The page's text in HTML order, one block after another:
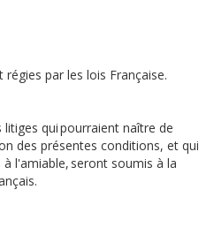
par les lois Française.
qui pourraient naître de
des présentes conditions, et qui
l'amiable, seront soumis à la